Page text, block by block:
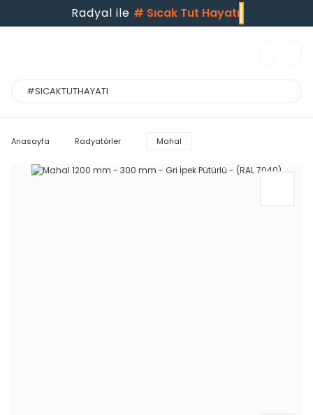
Radyal ile # Sıcak Tut Hayatı
Anasayfa Radyatörler Mahal